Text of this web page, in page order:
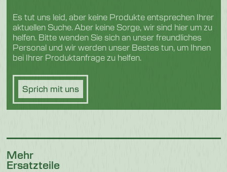
Es tut uns leid, aber keine Produkte entsprechen Ihrer
aktuellen Suche. Aber keine Sorge, wir sind hier um zu
helfen. Bitte wenden Sie sich an unser freundliches
Personal und wir werden unser Bestes tun, um Ihnen
bei Ihrer Produktanfrage zu helfen.
Sprich mit uns
Mehr
Ersatzteile